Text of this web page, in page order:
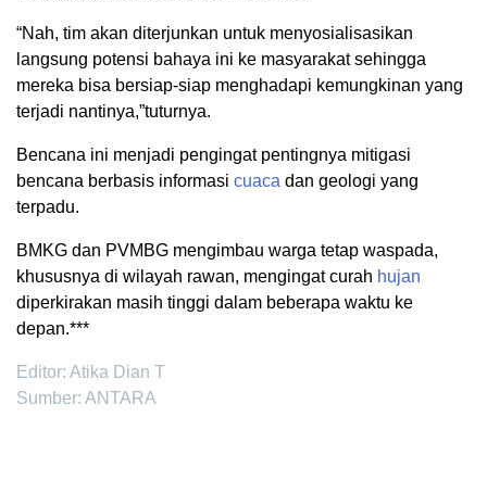
“Nah, tim akan diterjunkan untuk menyosialisasikan
langsung potensi bahaya ini ke masyarakat sehingga
mereka bisa bersiap-siap menghadapi kemungkinan yang
terjadi nantinya,”tuturnya.
Bencana ini menjadi pengingat pentingnya mitigasi
bencana berbasis informasi cuaca dan geologi yang
terpadu.
BMKG dan PVMBG mengimbau warga tetap waspada,
khususnya di wilayah rawan, mengingat curah hujan
diperkirakan masih tinggi dalam beberapa waktu ke
depan.***
Editor: Atika Dian T
Sumber: ANTARA